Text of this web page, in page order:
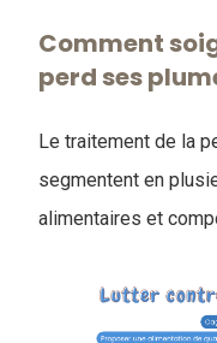
Comment
perd ses
Le traitement de la
segmentent en
alimentaires et